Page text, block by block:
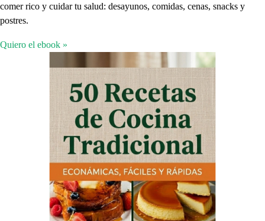
comer rico y cuidar tu salud: desayunos, comidas, cenas, snacks y
postres.
Quiero el ebook »